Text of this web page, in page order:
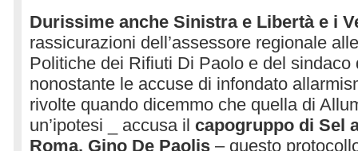
Durissime anche Sinistra e Libertà e i
rassicurazioni dell’assessore regionale
Politiche dei Rifiuti Di Paolo e del sindaco
nonostante le accuse di infondato
rivolte quando dicemmo che quella di
un’ipotesi _ accusa il capogruppo di Sel
Roma, Gino De Paolis – questo